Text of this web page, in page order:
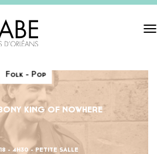
Folk - Pop
KING OF NOWHERE
- 4H30 - PETITE SALLE